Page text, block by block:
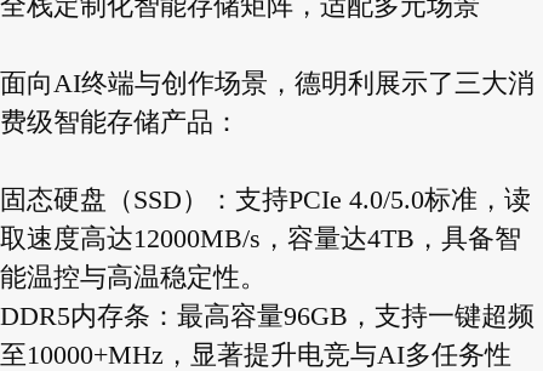
全栈定制化智能存储矩阵，适配多元场景
面向AI终端与创作场景，德明利展示了三大消
费级智能存储产品：
固态硬盘（SSD）：支持PCIe 4.0/5.0标准，读
取速度高达12000MB/s，容量达4TB，具备智
能温控与高温稳定性。
DDR5内存条：最高容量96GB，支持一键超频
至10000+MHz，显著提升电竞与AI多任务性